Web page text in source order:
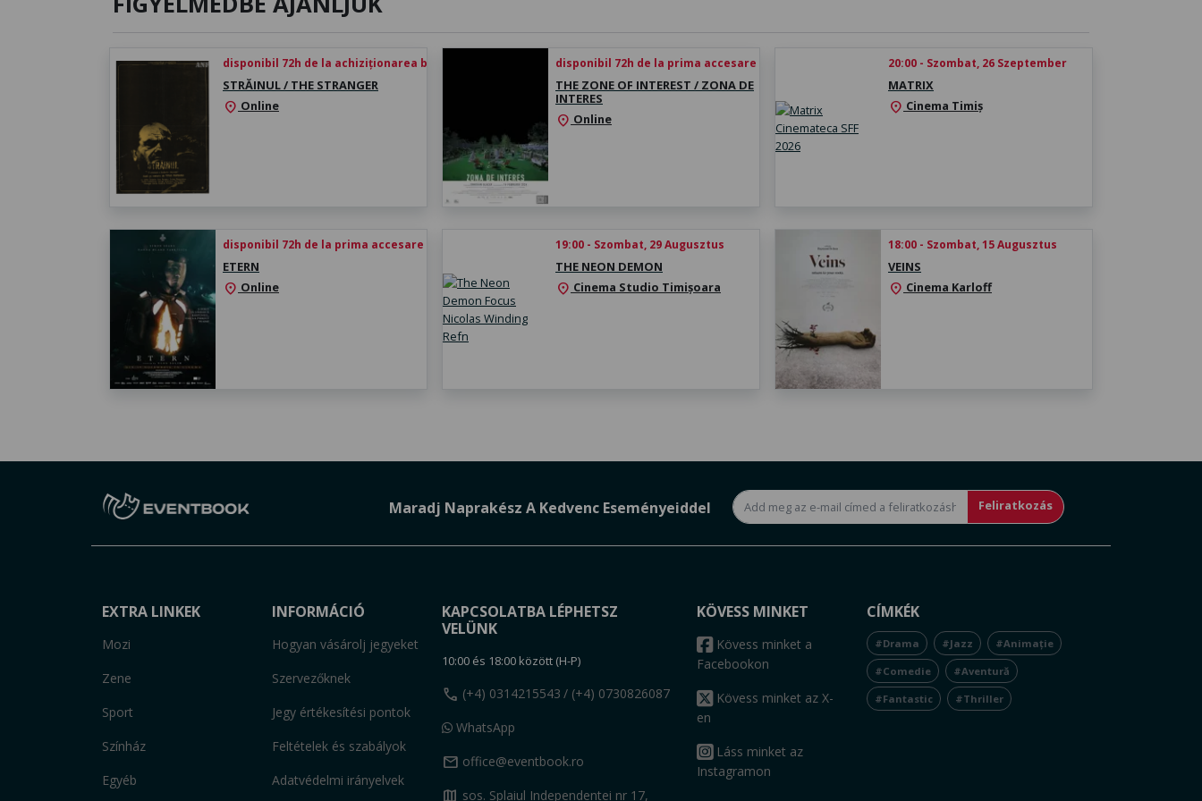
disponibil 72h de la achiziționarea biletului
STRĂINUL / THE STRANGER
location_on Online
disponibil 72h de la prima accesare
THE ZONE OF INTEREST / ZONA DE
INTERES
location_on Online
20:00 - Szombat, 26 Szeptember
MATRIX
location_on Cinema Timiș
disponibil 72h de la prima accesare
ETERN
location_on Online
19:00 - Szombat, 29 Augusztus
THE NEON DEMON
location_on Cinema Studio Timișoara
18:00 - Szombat, 15 Augusztus
VEINS
location_on Cinema Karloff
Maradj Naprakész A Kedvenc Eseményeiddel Feliratkozás
EXTRA LINKEK
Mozi
Zene
Sport
Színház
Egyéb
INFORMÁCIÓ
Hogyan vásárolj jegyeket
Szervezőknek
Jegy értékesítési pontok
Feltételek és szabályok
Adatvédelmi irányelvek
KAPCSOLATBA LÉPHETSZ
VELÜNK
10:00 és 18:00 között (H-P)
call (+4) 0314215543 / (+4) 0730826087
WhatsApp
mail office@eventbook.ro
map sos. Splaiul Independentei nr 17,
KÖVESS MINKET
Kövess minket a
Facebookon
Kövess minket az X-
en
Láss minket az
Instagramon
CÍMKÉK
#Drama #Jazz #Animație
#Comedie #Aventură
#Fantastic #Thriller